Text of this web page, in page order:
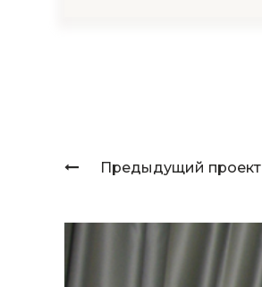
Предыдущий проект